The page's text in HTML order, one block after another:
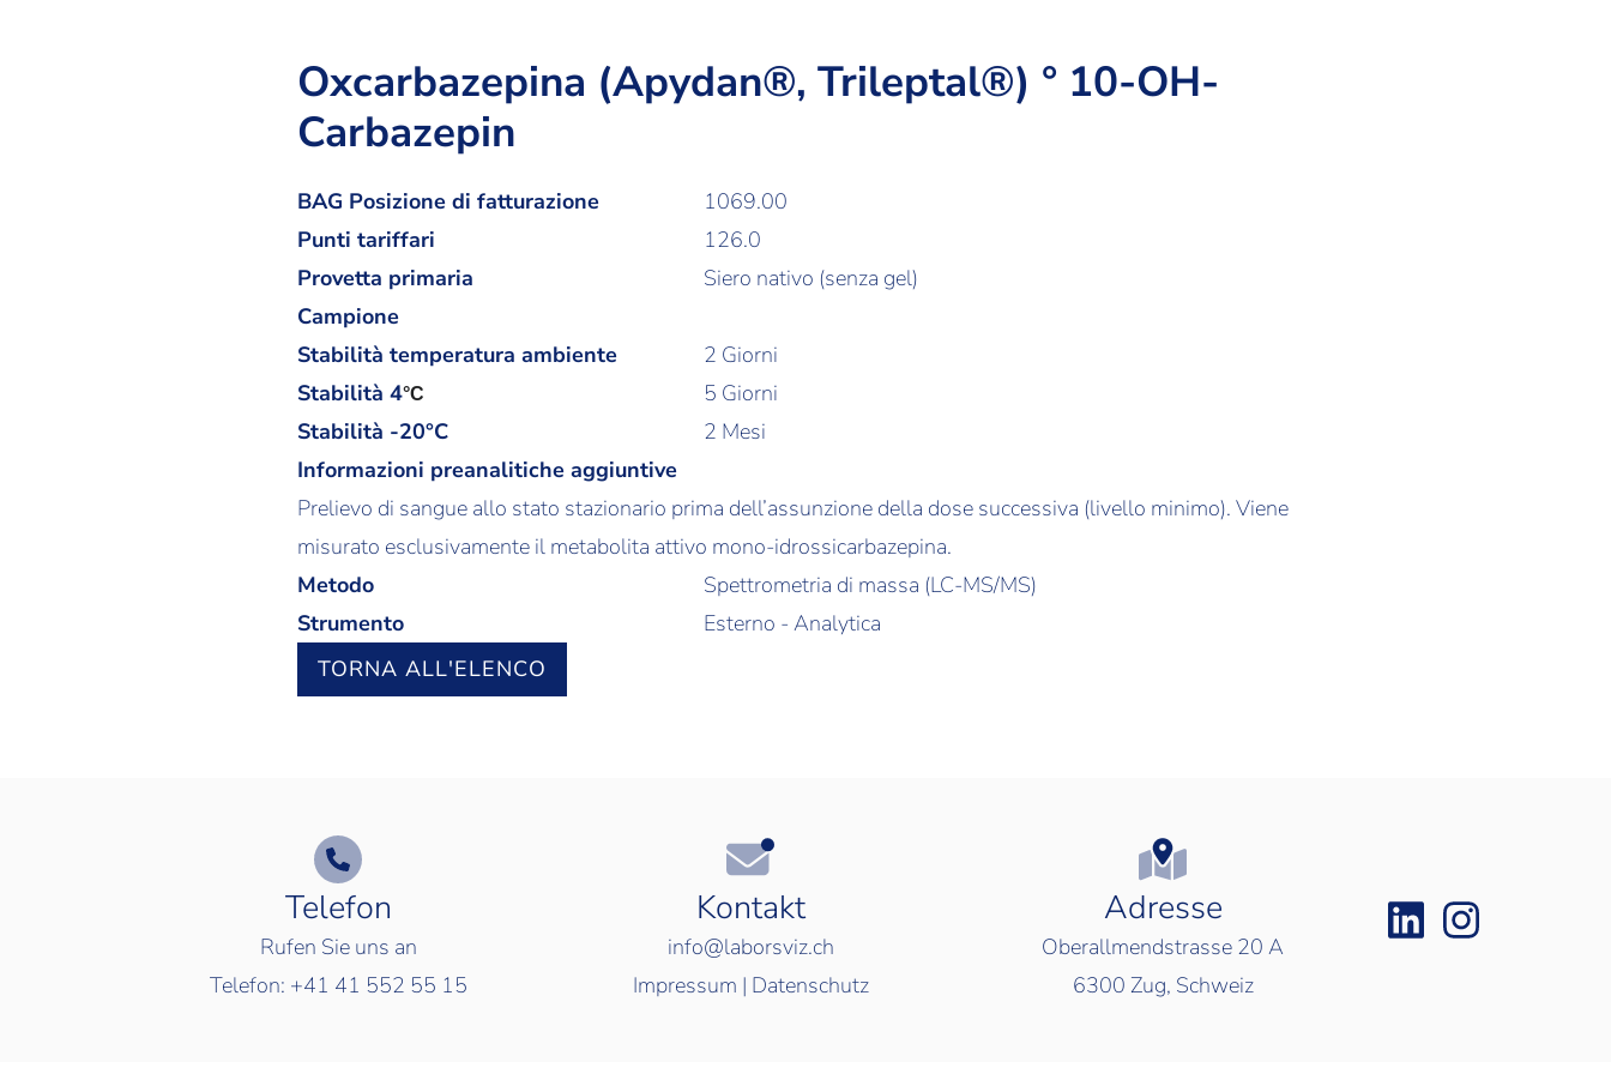
Oxcarbazepina (Apydan®, Trileptal®) ° 10-OH-
Carbazepin
BAG Posizione di fatturazione
1069.00
Punti tariffari
126.0
Provetta primaria
Siero nativo (senza gel)
Campione
Stabilità temperatura ambiente
2 Giorni
Stabilità 4°C
5 Giorni
Stabilità -20°C
2 Mesi
Informazioni preanalitiche aggiuntive
Prelievo di sangue allo stato stazionario prima dell’assunzione della dose successiva (livello minimo). Viene
misurato esclusivamente il metabolita attivo mono-idrossicarbazepina.
Metodo
Spettrometria di massa (LC-MS/MS)
Strumento
Esterno - Analytica
TORNA ALL'ELENCO
Telefon
Rufen Sie uns an
Telefon: +41 41 552 55 15
Kontakt
info@laborsviz.ch
Impressum | Datenschutz
Adresse
Oberallmendstrasse 20 A
6300 Zug, Schweiz